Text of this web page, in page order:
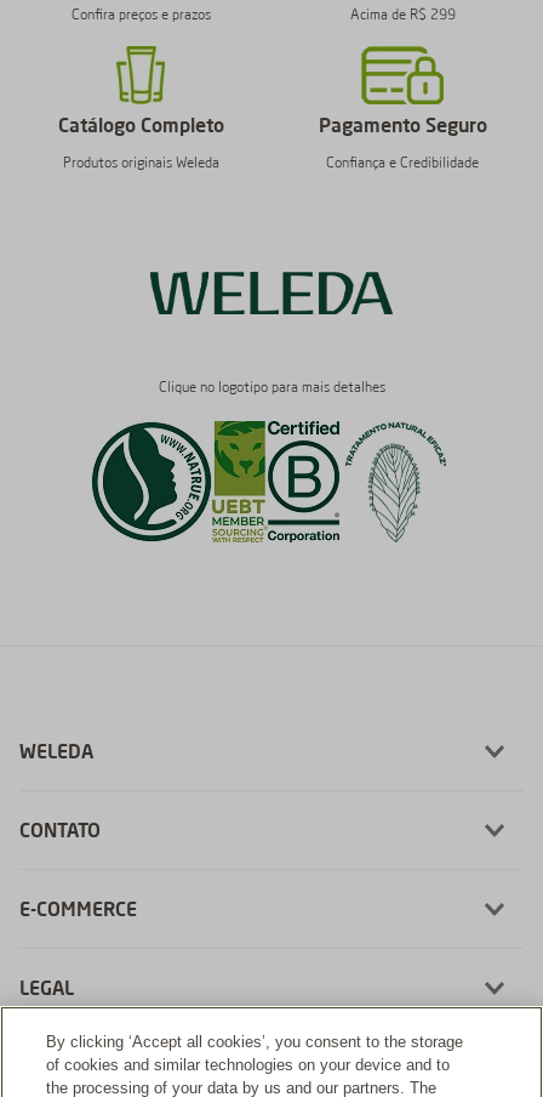
Confira preços e prazos Acima de R$ 299
Catálogo Completo
Produtos originais Weleda
Pagamento Seguro
Confiança e Credibilidade
Clique no logotipo para mais detalhes
WELEDA
CONTATO
E-COMMERCE
LEGAL
By clicking ‘Accept all cookies’, you consent to the storage
of cookies and similar technologies on your device and to
the processing of your data by us and our partners. The